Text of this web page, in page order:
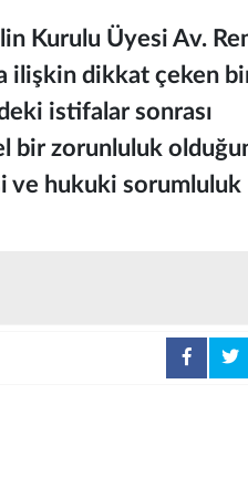
Kurulu Üyesi Av.
ilişkin dikkat çeken
istifalar sonrası
bir zorunluluk
ve hukuki sorumluluk